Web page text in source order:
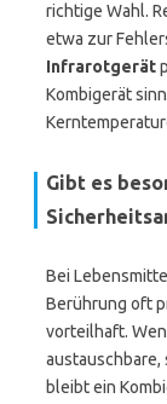
richtige Wahl.
etwa zur
Infrarotgerät
Kombigerät
Gibt es
Bei
Berührung oft
vorteilhaft.
austauschbare,
bleibt ein